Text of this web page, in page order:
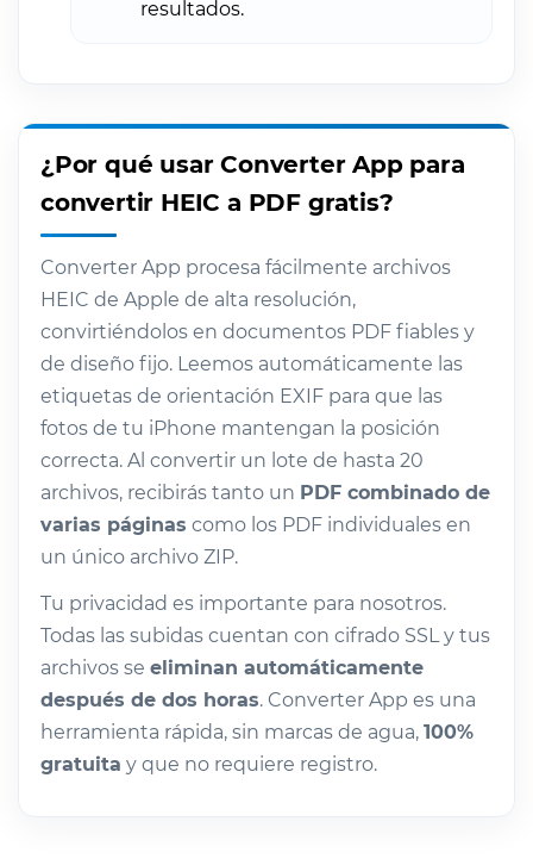
resultados.
¿Por qué usar Converter App para
convertir HEIC a PDF gratis?
Converter App procesa fácilmente archivos
HEIC de Apple de alta resolución,
convirtiéndolos en documentos PDF fiables y
de diseño fijo. Leemos automáticamente las
etiquetas de orientación EXIF para que las
fotos de tu iPhone mantengan la posición
correcta. Al convertir un lote de hasta 20
archivos, recibirás tanto un PDF combinado de
varias páginas como los PDF individuales en
un único archivo ZIP.
Tu privacidad es importante para nosotros.
Todas las subidas cuentan con cifrado SSL y tus
archivos se eliminan automáticamente
después de dos horas. Converter App es una
herramienta rápida, sin marcas de agua, 100%
gratuita y que no requiere registro.